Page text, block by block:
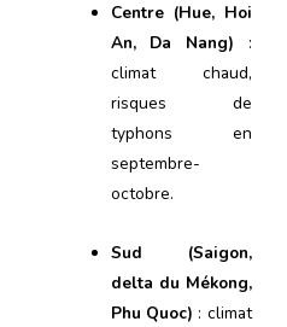
Centre (Hue, Hoi
An, Da Nang) :
climat chaud,
risques de
typhons en
septembre-
octobre.
Sud (Saigon,
delta du Mékong,
Phu Quoc) : climat